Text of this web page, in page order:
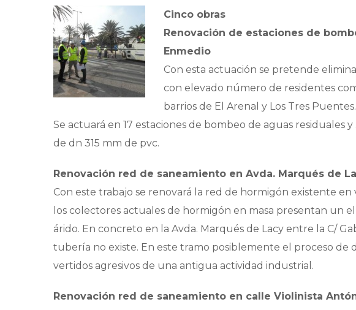
Cinco obras
Renovación de estaciones de
Enmedio
Con esta actuación se pretende
con elevado número de residentes
barrios de El Arenal y Los Tres Puentes.
Se actuará en 17 estaciones de bombeo de aguas residuales
de dn 315 mm de pvc.
Renovación red de saneamiento en Avda. Marqués de
Con este trabajo se renovará la red de hormigón existente
los colectores actuales de hormigón en masa presentan un
árido. En concreto en la Avda. Marqués de Lacy entre la C/
tubería no existe. En este tramo posiblemente el proceso de
vertidos agresivos de una antigua actividad industrial.
Renovación red de saneamiento en calle Violinista